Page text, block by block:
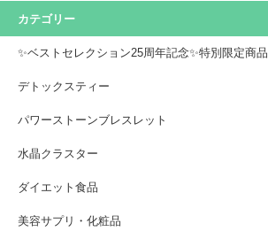
カテゴリー
✨ベストセレクション25周年記念✨特別限定商品
デトックスティー
パワーストーンブレスレット
水晶クラスター
ダイエット食品
美容サプリ・化粧品